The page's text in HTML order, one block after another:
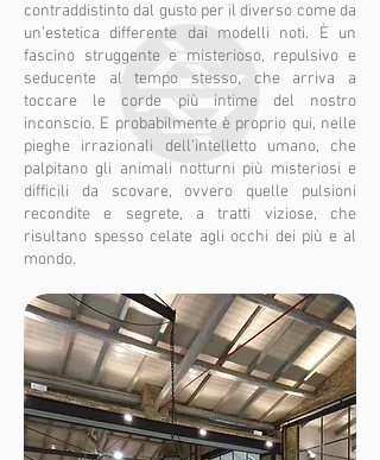
contraddistinto dal gusto per il diverso come da
un’estetica differente dai modelli noti. È un
fascino struggente e misterioso, repulsivo e
seducente al tempo stesso, che arriva a
toccare le corde più intime del nostro
inconscio. E probabilmente è proprio qui, nelle
pieghe irrazionali dell’intelletto umano, che
palpitano gli animali notturni più misteriosi e
difficili da scovare, ovvero quelle pulsioni
recondite e segrete, a tratti viziose, che
risultano spesso celate agli occhi dei più e al
mondo.